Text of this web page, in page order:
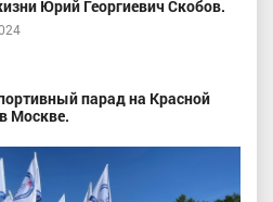
Юрий Георгиевич Скобов.
парад на Красной
Москве.